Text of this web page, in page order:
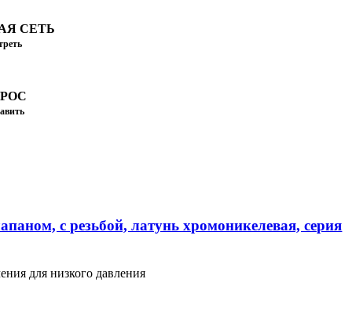
СЕТЬ
с резьбой, латунь хромоникелевая, серия
для низкого давления